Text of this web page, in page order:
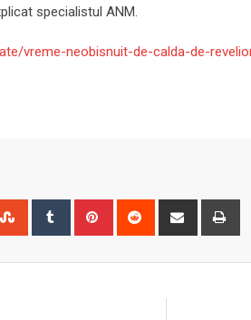
specialistul ANM.
vreme-neobisnuit-de-calda-de-
StumbleUpon
Tumblr Pinterest Reddit
Share